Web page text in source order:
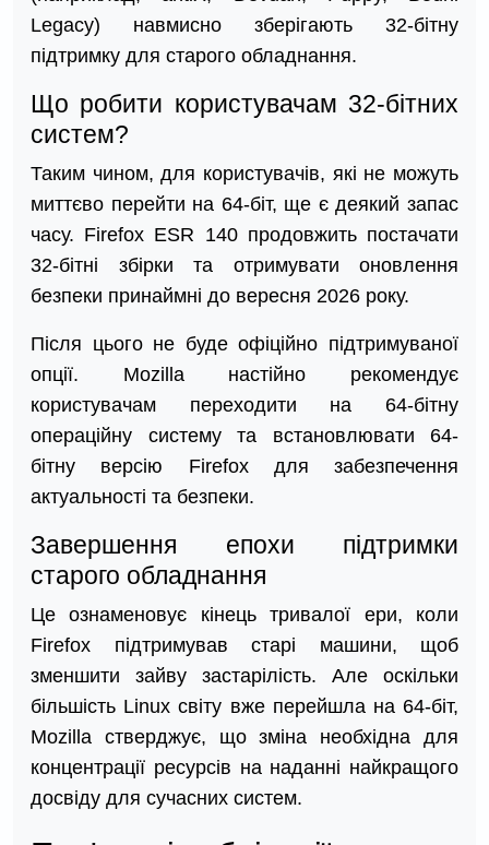
Legacy) навмисно зберігають 32-бітну
підтримку для старого обладнання.
Що робити користувачам 32-бітних
систем?
Таким чином, для користувачів, які не можуть
миттєво перейти на 64-біт, ще є деякий запас
часу. Firefox ESR 140 продовжить постачати
32-бітні збірки та отримувати оновлення
безпеки принаймні до вересня 2026 року.
Після цього не буде офіційно підтримуваної
опції. Mozilla настійно рекомендує
користувачам переходити на 64-бітну
операційну систему та встановлювати 64-
бітну версію Firefox для забезпечення
актуальності та безпеки.
Завершення епохи підтримки
старого обладнання
Це ознаменовує кінець тривалої ери, коли
Firefox підтримував старі машини, щоб
зменшити зайву застарілість. Але оскільки
більшість Linux світу вже перейшла на 64-біт,
Mozilla стверджує, що зміна необхідна для
концентрації ресурсів на наданні найкращого
досвіду для сучасних систем.